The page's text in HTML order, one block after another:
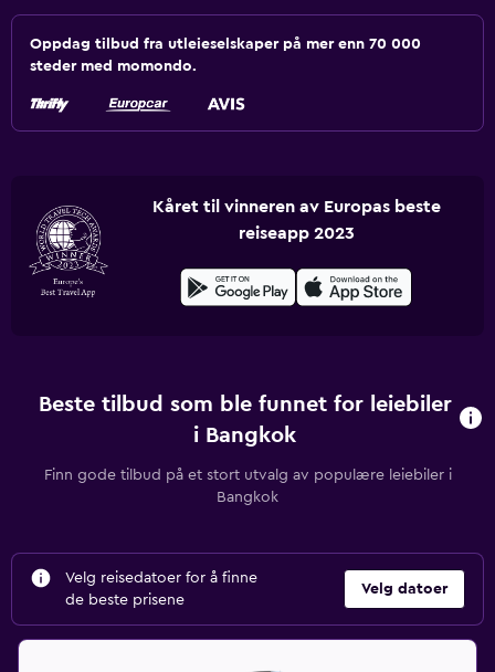
Oppdag tilbud fra utleieselskaper på mer enn 70 000
steder med momondo.
Kåret til vinneren av Europas beste
reiseapp 2023
Beste tilbud som ble funnet for leiebiler
i Bangkok
Finn gode tilbud på et stort utvalg av populære leiebiler i
Bangkok
Velg reisedatoer for å finne
de beste prisene
Velg datoer